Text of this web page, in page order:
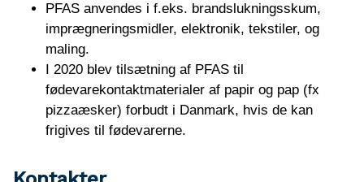
PFAS anvendes i f.eks. brandslukningsskum,
imprægneringsmidler, elektronik, tekstiler, og
maling.
I 2020 blev tilsætning af PFAS til
fødevarekontaktmaterialer af papir og pap (fx
pizzaæsker) forbudt i Danmark, hvis de kan
frigives til fødevarerne.